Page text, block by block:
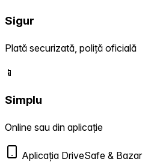
Sigur
Plată securizată, poliță oficială
📱
Simplu
Online sau din aplicație
Aplicația DriveSafe & Bazar